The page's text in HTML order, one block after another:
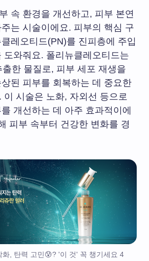
속 환경을 개선하고, 피부 본연
는 시술이에요. 피부의 핵심 구
레오티드(PN)를 진피층에 주입
도와줘요. 폴리뉴클레오티드는
한 물질로, 피부 세포 재생을
된 피부를 회복하는 데 중요한
이 시술은 노화, 자외선 등으로
개선하는 데 아주 효과적이에
피부 속부터 건강한 변화를 경
화, 탄력 고민😰? '이 것' 꼭 챙기세요 4